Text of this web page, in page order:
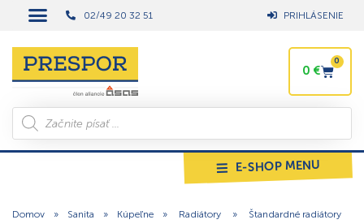
02/49 20 32 51 PRIHLÁSENIE
0 €
0
E-SHOP MENU
Domov » Sanita » Kúpeľne » Radiátory » Štandardné radiátory